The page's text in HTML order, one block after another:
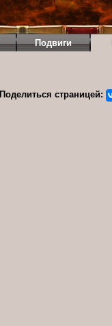
Подвиги
Поделиться страницей: